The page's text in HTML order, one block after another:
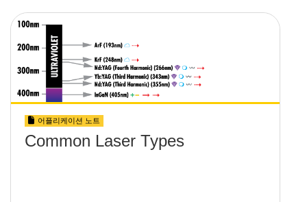
어플리케이션 노트
Common Laser Types